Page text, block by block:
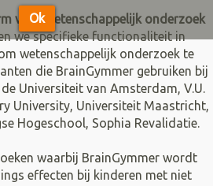
voor wetenschappelijk onderzoek
we specifieke functionaliteit in
wetenschappelijk onderzoek te
die BrainGymmer gebruiken bij
Universiteit van Amsterdam, V.U.
University, Universiteit Maastricht,
Hogeschool, Sophia Revalidatie.
waarbij BrainGymmer wordt
effecten bij kinderen met niet
Ok